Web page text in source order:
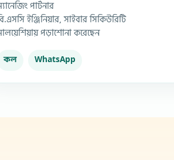
পার্টনার
ইঞ্জিনিয়ার, সাইবার সিকিউরিটি
পড়াশোনা করেছেন
কল WhatsApp